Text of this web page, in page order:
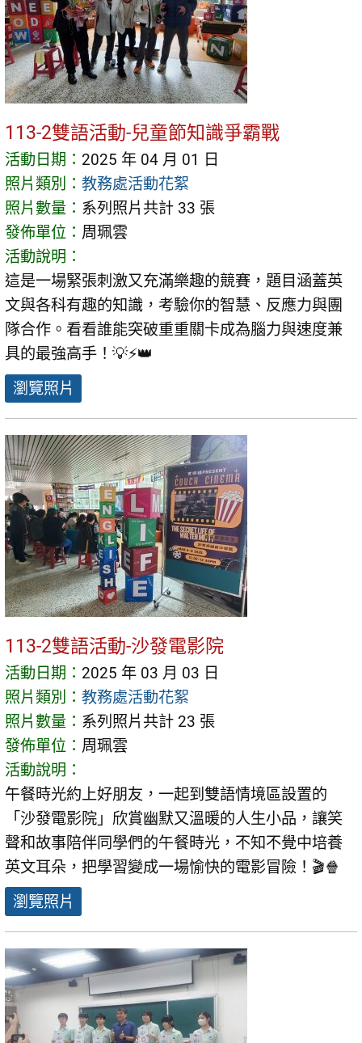
113-2雙語活動-兒童節知識爭霸戰
活動日期： 2025 年 04 月 01 日
照片類別： 教務處活動花絮
照片數量： 系列照片共計 33 張
發佈單位： 周珮雲
活動說明：
這是一場緊張刺激又充滿樂趣的競賽，題目涵蓋英
文與各科有趣的知識，考驗你的智慧、反應力與團
隊合作。看看誰能突破重重關卡成為腦力與速度兼
具的最強高手！💡⚡👑
瀏覽照片
113-2雙語活動-沙發電影院
活動日期： 2025 年 03 月 03 日
照片類別： 教務處活動花絮
照片數量： 系列照片共計 23 張
發佈單位： 周珮雲
活動說明：
午餐時光約上好朋友，一起到雙語情境區設置的
「沙發電影院」欣賞幽默又溫暖的人生小品，讓笑
聲和故事陪伴同學們的午餐時光，不知不覺中培養
英文耳朵，把學習變成一場愉快的電影冒險！🎬🍿
瀏覽照片